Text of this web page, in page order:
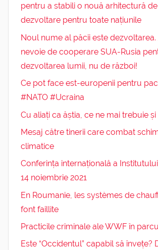
pentru a stabili o nouă arhitectură
dezvoltare pentru toate națiunile
Noul nume al păcii este dezvoltarea.
nevoie de cooperare SUA-Rusia
dezvoltarea lumii, nu de război!
Ce pot face est-europenii pentru
#NATO #Ucraina
Cu aliați ca ăștia, ce ne mai trebuie
Mesaj către tinerii care combat
climatice
Conferința internațională a
14 noiembrie 2021
En Roumanie, les systèmes de
font faillite
Practicile criminale ale WWF în
Este “Occidentul” capabil să învețe?